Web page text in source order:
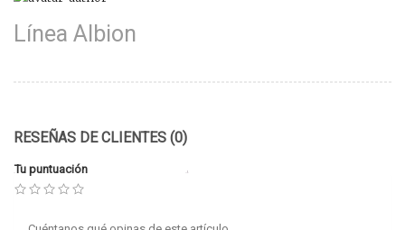
Línea Albion
RESEÑAS DE CLIENTES (0)
Tu puntuación